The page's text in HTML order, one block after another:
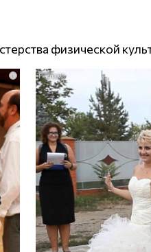
физической
i